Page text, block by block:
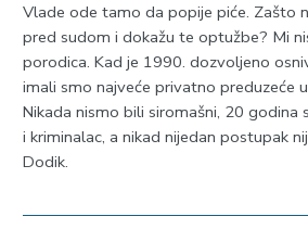
Vlade ode tamo da popije piće. Zašto
pred sudom i dokažu te optužbe? Mi
porodica. Kad je 1990. dozvoljeno
imali smo najveće privatno preduzeće
Nikada nismo bili siromašni, 20 godina
i kriminalac, a nikad nijedan postupak
Dodik.